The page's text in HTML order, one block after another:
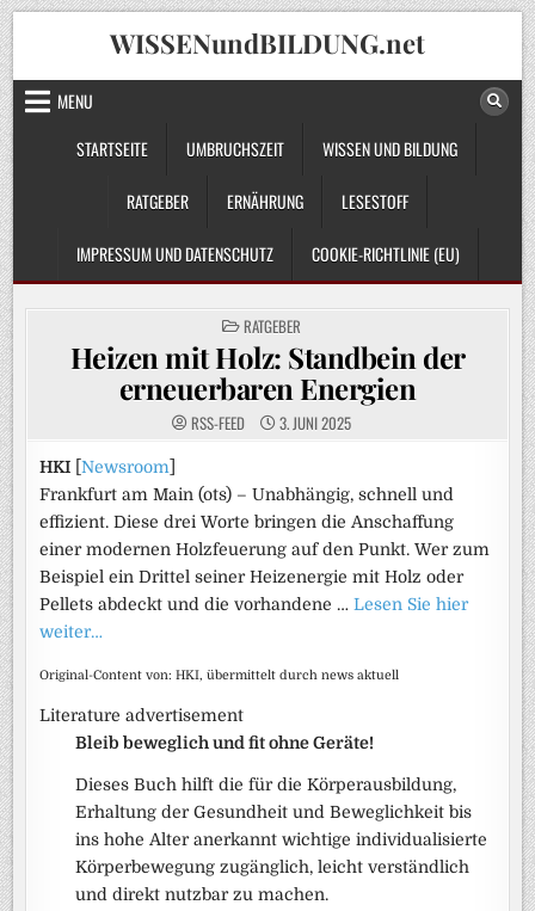
Skip
to
content
WISSENundBILDUNG.net
MENU
STARTSEITE
UMBRUCHSZEIT WISSEN UND BILDUNG
RATGEBER ERNÄHRUNG LESESTOFF
IMPRESSUM UND DATENSCHUTZ COOKIE-RICHTLINIE (EU)
POSTED
IN
RATGEBER
Heizen mit Holz: Standbein der
erneuerbaren Energien
RSS-FEED 3. JUNI 2025
HKI [Newsroom
Frankfurt am Main (ots) – Unabhängig, schnell und
effizient. Diese drei Worte bringen die Anschaffung
einer modernen Holzfeuerung auf den Punkt. Wer zum
Beispiel ein Drittel seiner Heizenergie mit Holz oder
Pellets abdeckt und die vorhandene …Lesen Sie hier
weiter…
Original-Content von: HKI, übermittelt durch news aktuell
Literature advertisement
Bleib beweglich und fit ohne Geräte!
Dieses Buch hilft die für die Körperausbildung,
Erhaltung der Gesundheit und Beweglichkeit bis
ins hohe Alter anerkannt wichtige individualisierte
Körperbewegung zugänglich, leicht verständlich
und direkt nutzbar zu machen.